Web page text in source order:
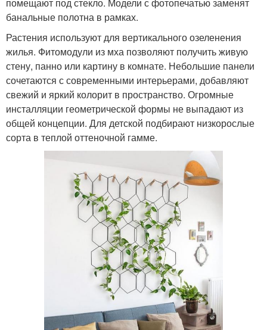
банальные полотна в рамках.
Растения используют для вертикального озеленения
жилья. Фитомодули из мха позволяют получить живую
стену, панно или картину в комнате. Небольшие панели
сочетаются с современными интерьерами, добавляют
свежий и яркий колорит в пространство. Огромные
инсталляции геометрической формы не выпадают из
общей концепции. Для детской подбирают низкорослые
сорта в теплой оттеночной гамме.